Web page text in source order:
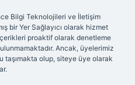
Bilgi Teknolojileri ve İletişim
bir Yer Sağlayıcı olarak hizmet
proaktif olarak denetleme
Ancak, üyelerimiz
taşımakta olup, siteye üye olarak